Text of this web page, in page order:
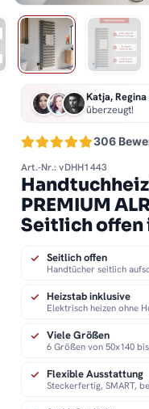
306
Katja,
überzeugt!
Art.-Nr.: vDHH1443
PREMIUM
Seitlich offen
Seitlich offen
Handtücher seitlich
Heizstab inklusive
Elektrisch heizen ohne
Viele Größen
6 Größen von 50x140
Flexible Ausstattung
Steckerfertig, SMART,